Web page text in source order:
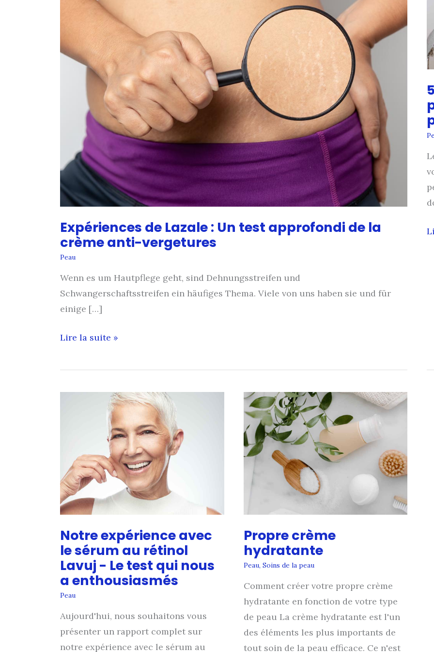
Expériences de Lazale : Un test approfondi de la
crème anti-vergetures
Peau
Wenn es um Hautpflege geht, sind Dehnungsstreifen und
Schwangerschaftsstreifen ein häufiges Thema. Viele von uns haben sie und für
einige […]
Expériences
Lazale
crème
anti-
vergetures
Lire la suite »
5
Notre expérience avec
le sérum au rétinol
Lavuj - Le test qui nous
a enthousiasmés
Peau
Aujourd'hui, nous souhaitons vous
présenter un rapport complet sur
notre expérience avec le sérum au
Propre crème
hydratante
Peau, Soins de la peau
Comment créer votre propre crème
hydratante en fonction de votre type
de peau La crème hydratante est l'un
des éléments les plus importants de
tout soin de la peau efficace. Ce n'est